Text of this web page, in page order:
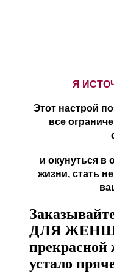
Я
Этот настрой
все
и окунуться в
жизни, стать
ДЛЯ
устало